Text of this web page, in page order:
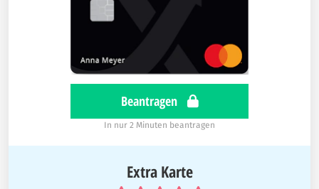
Beantragen
In nur 2 Minuten beantragen
Extra Karte